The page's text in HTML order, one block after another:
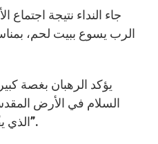
جاء النداء نتيجة اجتماع
يؤكد الرهبان بغصة
السلام في الأرض
الذي يفّرق شعبيها الواحد عن الأخر”.